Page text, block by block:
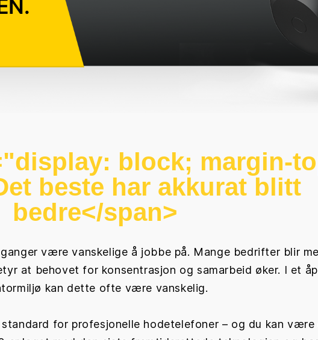
block; margin-
beste har akkurat blitt
bedre</span>
være vanskelige å jobbe på. Mange bedrifter blir
at behovet for konsentrasjon og samarbeid øker. I et
kan dette ofte være vanskelig.
standard for profesjonelle hodetelefoner – og du kan være